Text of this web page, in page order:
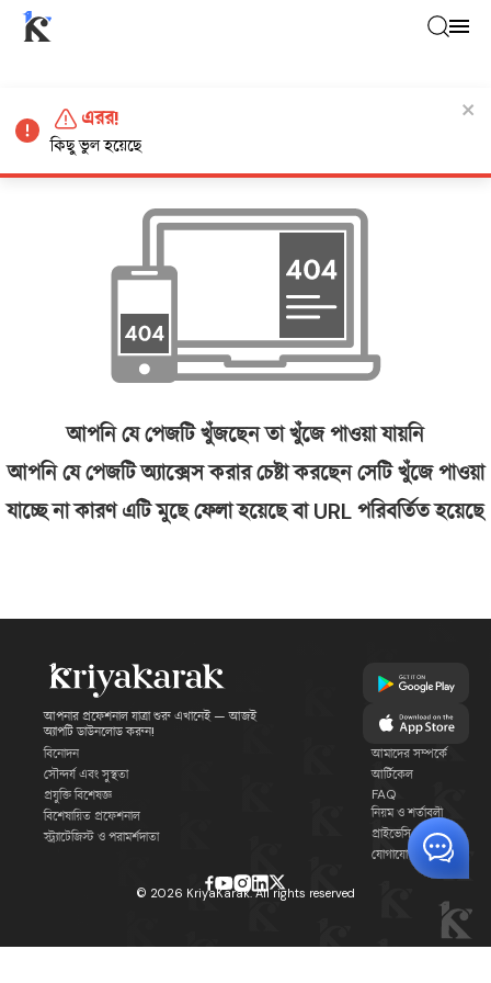
আপনি যে পেজটি খুঁজছেন তা খুঁজে পাওয়া যায়নি
আপনি যে পেজটি অ্যাক্সেস করার চেষ্টা করছেন সেটি খুঁজে পাওয়া
যাচ্ছে না কারণ এটি মুছে ফেলা হয়েছে বা URL পরিবর্তিত হয়েছে
আপনার প্রফেশনাল যাত্রা শুরু এখানেই — আজই
অ্যাপটি ডাউনলোড করুন!
বিনোদন
সৌন্দর্য এবং সুস্থতা
প্রযুক্তি বিশেষজ্ঞ
বিশেষায়িত প্রফেশনাল
স্ট্র্যাটেজিস্ট ও পরামর্শদাতা
আমাদের সম্পর্কে
আর্টিকেল
FAQ
নিয়ম ও শর্তাবলী
প্রাইভেসি পলিসি
যোগাযোগ
© 2026 KriyaKarak. All rights reserved
এরর!
কিছু ভুল হয়েছে